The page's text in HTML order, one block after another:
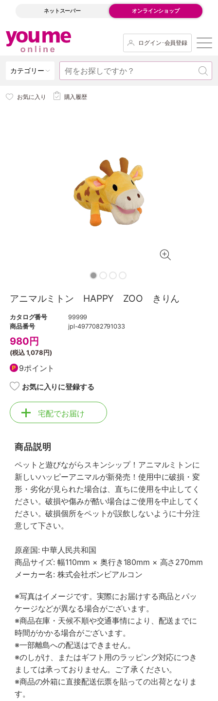
ネットスーパー オンラインショップ
ログイン･会員登録
カテゴリー
お気に入り 購入履歴
アニマルミトン HAPPY ZOO きりん
カタログ番号
99999
商品番号
jpl-4977082791033
980 円
(税込1,078円)
9ポイント
お気に入りに登録する
宅配でお届け
商品説明
ペットと遊びながらスキンシップ！アニマルミトンに
新しいハッピーアニマルが新発売！使用中に破損・変
形・劣化が見られた場合は、直ちに使用を中止してく
ださい。破損や傷みが酷い場合はご使用を中止してく
ださい。破損個所をペットが誤飲しないように十分注
意して下さい。
原産国: 中華人民共和国
商品サイズ: 幅110mm × 奥行き180mm × 高さ270mm
メーカー名: 株式会社ボンビアルコン
※写真はイメージです。実際にお届けする商品とパッ
ケージなどが異なる場合がございます。
※商品在庫・天候不順や交通事情により、配送までに
時間がかかる場合がございます。
※一部離島への配送はできません。
※のしがけ、またはギフト用のラッピング対応につき
ましては承っておりません。ご了承ください。
※商品の外箱に直接配送伝票を貼っての出荷となりま
す。